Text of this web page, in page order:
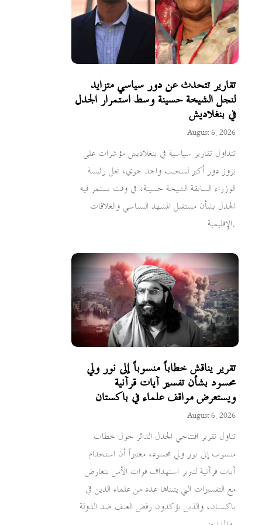
تقارير تتحدث عن دور سياسي متزايد
لنجل الشيخة حسينة وسط استمرار الجدل
في بنغلاديش
August 6, 2026
تتداول تقارير سياسية في بنغلاديش مؤشرات على
بروز دور أكبر لسجيب واجد جوي، نجل رئيسة
الوزراء السابقة الشيخة حسينة، في وقت يستمر فيه
الجدل بشأن مستقبل المشهد السياسي والعلاقات
الإقليمية.
تقرير يناقش خطاباً منسوباً إلى نور ولي
محسود بشأن تفسير آيات قرآنية
ويستعرض مواقف علماء في باكستان
August 6, 2026
تناول تقرير افتتاحي الجدل الدائر حول خطاب
منسوب إلى نور ولي محسود، معتبراً أن استخدام
آيات قرآنية لتبرير استهداف قوات الأمن يتعارض
مع التفسيرات التي يتبناها عدد من علماء الدين في
باكستان، والذين يؤكدون رفض العنف ضد الدولة